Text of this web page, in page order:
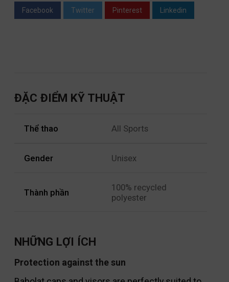
Facebook Twitter Pinterest Linkedin
ĐẶC ĐIỂM KỸ THUẬT
Thể thao All Sports
Gender Unisex
Thành phần
100% recycled
polyester
NHỮNG LỢI ÍCH
Protection against the sun